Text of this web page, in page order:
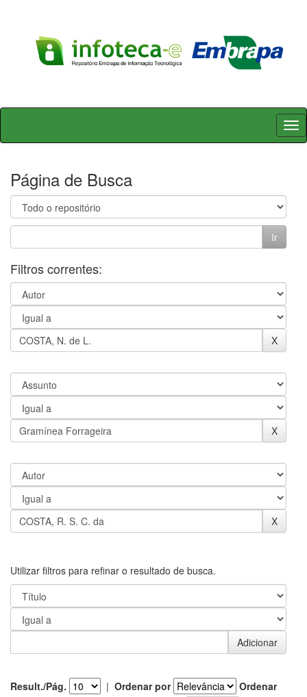
Skip
Página de Busca
Filtros correntes:
Utilizar filtros para refinar o resultado de busca.
Result./Pág. | Ordenar por
Ordenar